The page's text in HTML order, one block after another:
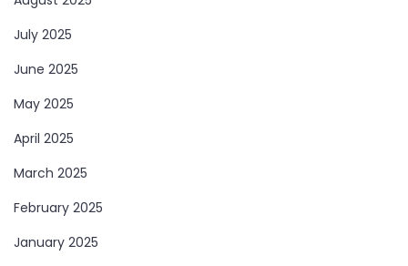
July 2025
June 2025
May 2025
April 2025
March 2025
February 2025
January 2025